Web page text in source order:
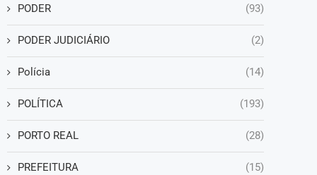
PODER (93)
PODER JUDICIÁRIO (2)
Polícia (14)
POLÍTICA (193)
PORTO REAL (28)
PREFEITURA (15)